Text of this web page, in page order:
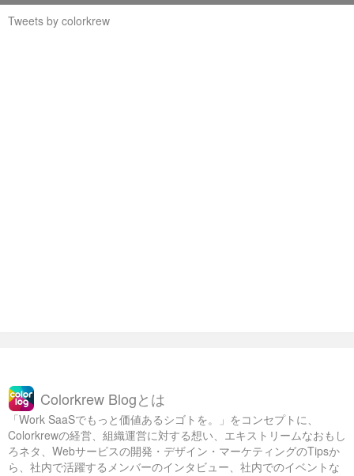
Tweets by colorkrew
Colorkrew Blogとは
「Work SaaSでもっと価値あるシゴトを。」をコンセプトに、
Colorkrewの経営、組織運営に対する想い、エキストリームなおもし
ろネタ、Webサービスの開発・デザイン・マーケティングのTipsか
ら、社内で活躍するメンバーのインタビュー、社内でのイベントな